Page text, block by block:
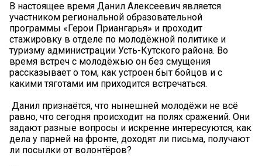
В настоящее время Данил Алексеевич является
участником региональной образовательной
программы «Герои Приангарья» и проходит
стажировку в отделе по молодёжной политике и
туризму администрации Усть-Кутского района. Во
время встреч с молодёжью он без смущения
рассказывает о том, как устроен быт бойцов и с
какими тяготами им приходится встречаться.
‍ Данил признаётся, что нынешней молодёжи не всё
равно, что сегодня происходит на полях сражений. Они
задают разные вопросы и искренне интересуются, как
дела у парней на фронте, доходят ли письма, получают
ли посылки от волонтёров?